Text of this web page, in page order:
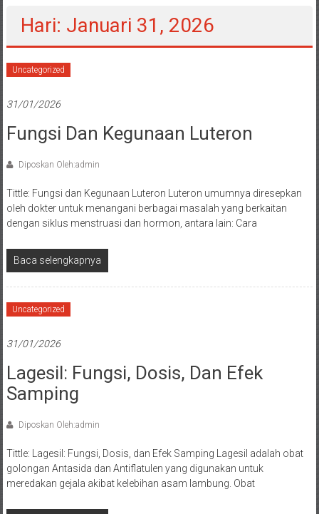
Hari: Januari 31, 2026
Uncategorized
31/01/2026
Fungsi Dan Kegunaan Luteron
Diposkan Oleh:admin
Tittle: Fungsi dan Kegunaan Luteron Luteron umumnya diresepkan
oleh dokter untuk menangani berbagai masalah yang berkaitan
dengan siklus menstruasi dan hormon, antara lain: Cara
Baca selengkapnya
Uncategorized
31/01/2026
Lagesil: Fungsi, Dosis, Dan Efek
Samping
Diposkan Oleh:admin
Tittle: Lagesil: Fungsi, Dosis, dan Efek Samping Lagesil adalah obat
golongan Antasida dan Antiflatulen yang digunakan untuk
meredakan gejala akibat kelebihan asam lambung. Obat